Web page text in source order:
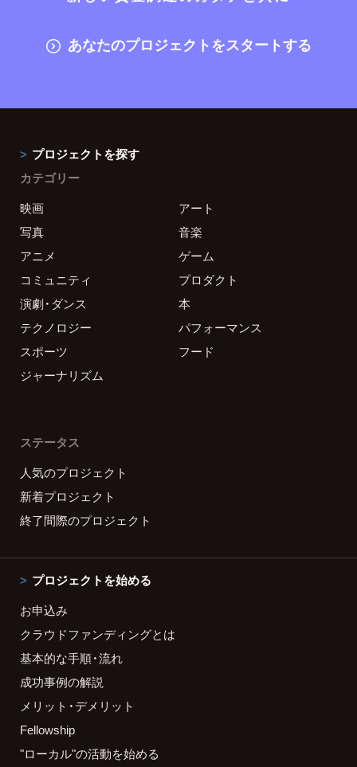
あなたのプロジェクトをスタートする
プロジェクトを探す
カテゴリー
映画
アート
写真
音楽
アニメ
ゲーム
コミュニティ
プロダクト
演劇・ダンス
本
テクノロジー
パフォーマンス
スポーツ
フード
ジャーナリズム
ステータス
人気のプロジェクト
新着プロジェクト
終了間際のプロジェクト
プロジェクトを始める
お申込み
クラウドファンディングとは
基本的な手順・流れ
成功事例の解説
メリット・デメリット
Fellowship
"ローカル"の活動を始める